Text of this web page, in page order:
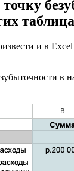
и в
в